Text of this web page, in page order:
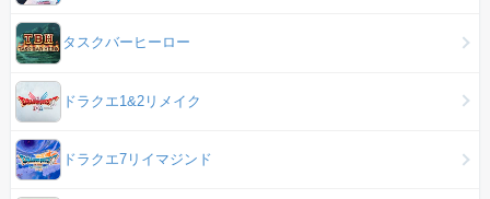
タスクバーヒーロー
ドラクエ1&2リメイク
ドラクエ7リイマジンド